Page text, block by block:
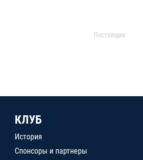
Поставщик
КЛУБ
История
Спонсоры и партнеры